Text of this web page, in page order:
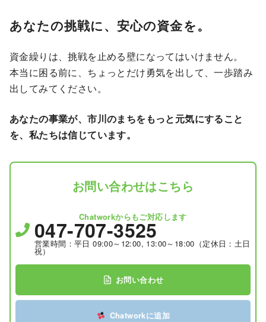
あなたの挑戦に、安心の資金を。
資金繰りは、挑戦を止める壁になってはいけません。
本当に困る前に、ちょっとだけ勇気を出して、一歩踏み
出してみてください。
あなたの事業が、市川のまちをもっと元気にすること
を、私たちは信じています。
お問い合わせはこちら
Chatworkからもご対応します
047-707-3525
営業時間：平日 09:00～12:00, 13:00～18:00（定休日：土日
祝）
お問い合わせ
Chatworkに追加